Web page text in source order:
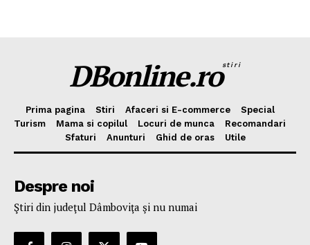
DBonline.rostiri
Prima pagina Stiri Afaceri si E-commerce
Special
Turism
Mama si copilul Locuri de munca
Recomandari
Sfaturi
Anunturi Ghid de oras Utile
Despre noi
Ştiri din judeţul Dâmboviţa şi nu numai